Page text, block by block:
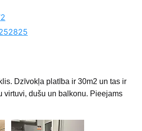
Dzīvokļa platība ir 30m2 un tas ir
virtuvi, dušu un balkonu. Pieejams